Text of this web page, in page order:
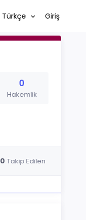
Türkçe Giriş
0
Hakemlik
0 Takip Edilen